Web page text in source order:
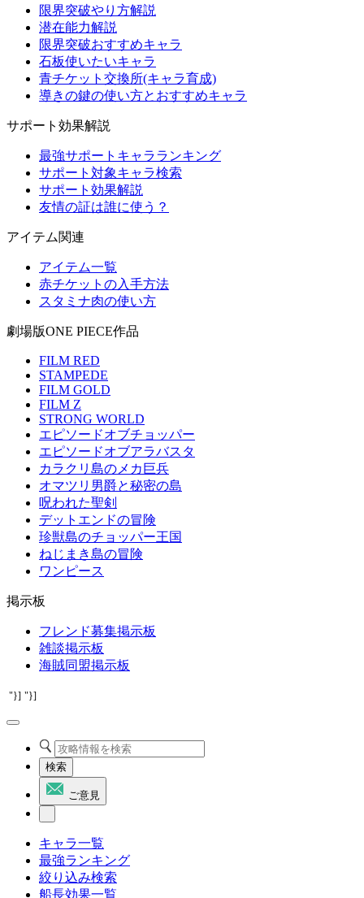
限界突破やり方解説
潜在能力解説
限界突破おすすめキャラ
石板使いたいキャラ
青チケット交換所(キャラ育成)
導きの鍵の使い方とおすすめキャラ
サポート効果解説
最強サポートキャラランキング
サポート対象キャラ検索
サポート効果解説
友情の証は誰に使う？
アイテム関連
アイテム一覧
赤チケットの入手方法
スタミナ肉の使い方
劇場版ONE PIECE作品
FILM RED
STAMPEDE
FILM GOLD
FILM Z
STRONG WORLD
エピソードオブチョッパー
エピソードオブアラバスタ
カラクリ島のメカ巨兵
オマツリ男爵と秘密の島
呪われた聖剣
デットエンドの冒険
珍獣島のチョッパー王国
ねじまき島の冒険
ワンピース
掲示板
フレンド募集掲示板
雑談掲示板
海賊同盟掲示板
"}] "}]
検索
ご意見
キャラ一覧
最強ランキング
絞り込み検索
船長効果一覧